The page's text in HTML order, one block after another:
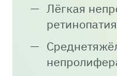
Лёгкая
ретинопатия